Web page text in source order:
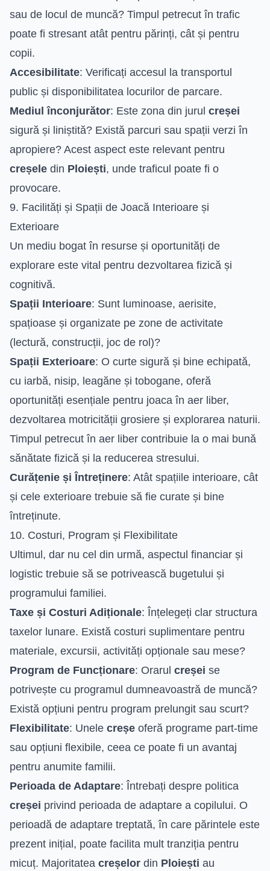
sau de locul de muncă? Timpul petrecut în trafic
poate fi stresant atât pentru părinți, cât și pentru
copii.
Accesibilitate: Verificați accesul la transportul
public și disponibilitatea locurilor de parcare.
Mediul înconjurător: Este zona din jurul creșei
sigură și liniștită? Există parcuri sau spații verzi în
apropiere? Acest aspect este relevant pentru
creșele din Ploiești, unde traficul poate fi o
provocare.
9. Facilități și Spații de Joacă Interioare și
Exterioare
Un mediu bogat în resurse și oportunități de
explorare este vital pentru dezvoltarea fizică și
cognitivă.
Spații Interioare: Sunt luminoase, aerisite,
spațioase și organizate pe zone de activitate
(lectură, construcții, joc de rol)?
Spații Exterioare: O curte sigură și bine echipată,
cu iarbă, nisip, leagăne și tobogane, oferă
oportunități esențiale pentru joaca în aer liber,
dezvoltarea motricității grosiere și explorarea naturii.
Timpul petrecut în aer liber contribuie la o mai bună
sănătate fizică și la reducerea stresului.
Curățenie și Întreținere: Atât spațiile interioare, cât
și cele exterioare trebuie să fie curate și bine
întreținute.
10. Costuri, Program și Flexibilitate
Ultimul, dar nu cel din urmă, aspectul financiar și
logistic trebuie să se potrivească bugetului și
programului familiei.
Taxe și Costuri Adiționale: Înțelegeți clar structura
taxelor lunare. Există costuri suplimentare pentru
materiale, excursii, activități opționale sau mese?
Program de Funcționare: Orarul creșei se
potrivește cu programul dumneavoastră de muncă?
Există opțiuni pentru program prelungit sau scurt?
Flexibilitate: Unele creșe oferă programe part-time
sau opțiuni flexibile, ceea ce poate fi un avantaj
pentru anumite familii.
Perioada de Adaptare: Întrebați despre politica
creșei privind perioada de adaptare a copilului. O
perioadă de adaptare treptată, în care părintele este
prezent inițial, poate facilita mult tranziția pentru
micuț. Majoritatea creșelor din Ploiești au